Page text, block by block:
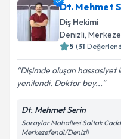
Dt. Mehmet
Diş Hekimi
Denizli,
5 (31
Dişimde oluşan hassasiyet
yenilendi. Doktor bey...
Dt. Mehmet Serin
Saraylar Mahallesi Saltak
Merkezefendi/Denizli